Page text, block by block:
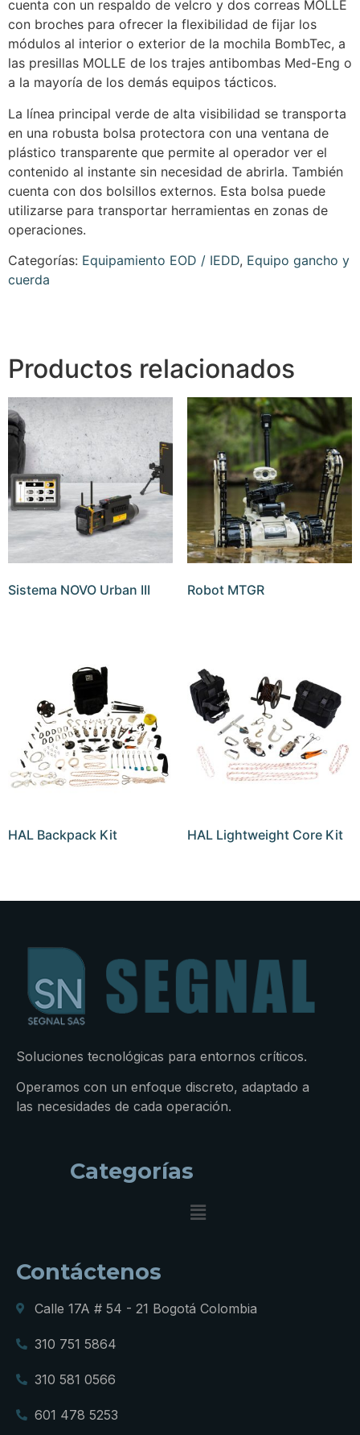
cuenta con un respaldo de velcro y dos correas MOLLE
con broches para ofrecer la flexibilidad de fijar los
módulos al interior o exterior de la mochila BombTec, a
las presillas MOLLE de los trajes antibombas Med-Eng o
a la mayoría de los demás equipos tácticos.
La línea principal verde de alta visibilidad se transporta
en una robusta bolsa protectora con una ventana de
plástico transparente que permite al operador ver el
contenido al instante sin necesidad de abrirla. También
cuenta con dos bolsillos externos. Esta bolsa puede
utilizarse para transportar herramientas en zonas de
operaciones.
Categorías: Equipamiento EOD / IEDD, Equipo gancho y
cuerda
Productos relacionados
Sistema NOVO Urban III Robot MTGR
HAL Backpack Kit HAL Lightweight Core Kit
Soluciones tecnológicas para entornos críticos.
Operamos con un enfoque discreto, adaptado a
las necesidades de cada operación.
Categorías
Contáctenos
Calle 17A # 54 - 21 Bogotá Colombia
310 751 5864
310 581 0566
601 478 5253